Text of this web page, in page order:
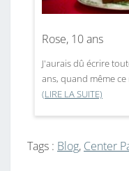
Rose, 10 ans
J'aurais dû écrire
ans, quand même
(LIRE LA SUITE)
Tags : Blog, Center